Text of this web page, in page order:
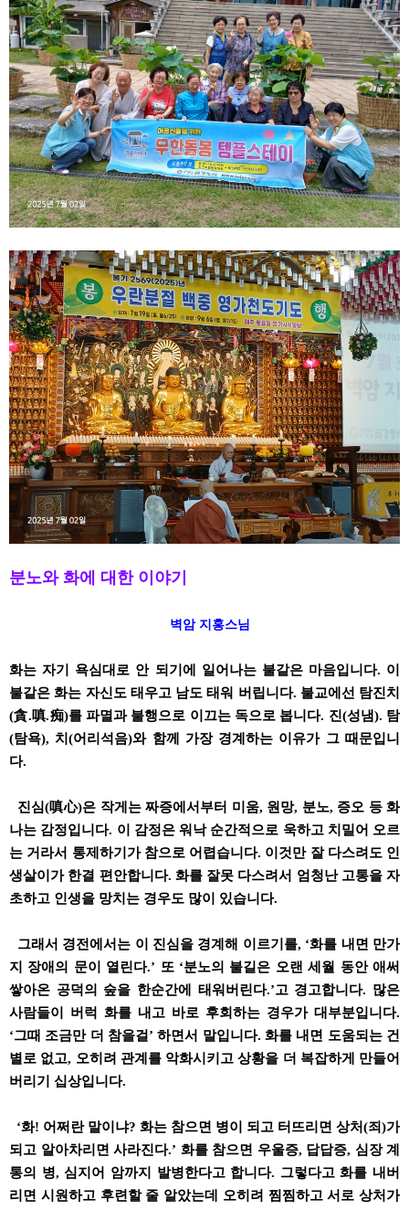
분노와 화에 대한 이야기
벽암 지홍스님
화는 자기 욕심대로 안 되기에 일어나는 불같은 마음입니다. 이
불같은 화는 자신도 태우고 남도 태워 버립니다. 불교에선 탐진치
(貪.嗔.痴)를 파멸과 불행으로 이끄는 독으로 봅니다. 진(성냄). 탐
(탐욕), 치(어리석음)와 함께 가장 경계하는 이유가 그 때문입니
다.
진심(嗔心)은 작게는 짜증에서부터 미움, 원망, 분노, 증오 등 화
나는 감정입니다. 이 감정은 워낙 순간적으로 욱하고 치밀어 오르
는 거라서 통제하기가 참으로 어렵습니다. 이것만 잘 다스려도 인
생살이가 한결 편안합니다. 화를 잘못 다스려서 엄청난 고통을 자
초하고 인생을 망치는 경우도 많이 있습니다.
그래서 경전에서는 이 진심을 경계해 이르기를, ‘화를 내면 만가
지 장애의 문이 열린다.’ 또 ‘분노의 불길은 오랜 세월 동안 애써
쌓아온 공덕의 숲을 한순간에 태워버린다.’고 경고합니다. 많은
사람들이 버럭 화를 내고 바로 후회하는 경우가 대부분입니다.
‘그때 조금만 더 참을걸’ 하면서 말입니다. 화를 내면 도움되는 건
별로 없고, 오히려 관계를 악화시키고 상황을 더 복잡하게 만들어
버리기 십상입니다.
‘화! 어쩌란 말이냐? 화는 참으면 병이 되고 터뜨리면 상처(죄)가
되고 알아차리면 사라진다.’ 화를 참으면 우울증, 답답증, 심장 계
통의 병, 심지어 암까지 발병한다고 합니다. 그렇다고 화를 내버
리면 시원하고 후련할 줄 알았는데 오히려 찜찜하고 서로 상처가